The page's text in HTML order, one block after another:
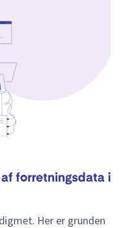
forretningsdata i
Her er grunden